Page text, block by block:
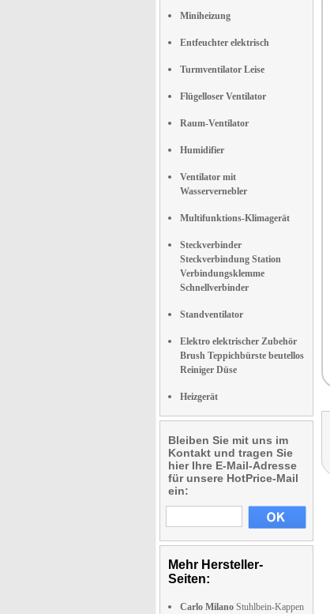
Miniheizung
Entfeuchter elektrisch
Turmventilator Leise
Flügelloser Ventilator
Raum-Ventilator
Humidifier
Ventilator mit
Wasservernebler
Multifunktions-Klimagerät
Steckverbinder
Steckverbindung Station
Verbindungsklemme
Schnellverbinder
Standventilator
Elektro elektrischer Zubehör
Brush Teppichbürste beutellos
Reiniger Düse
Heizgerät
Bleiben Sie mit uns im
Kontakt und tragen Sie
hier Ihre E-Mail-Adresse
für unsere HotPrice-Mail
ein:
Mehr Hersteller-
Seiten:
Carlo Milano Stuhlbein-Kappen